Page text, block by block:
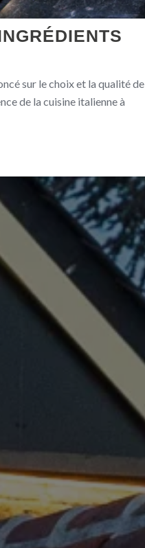
sur le choix et la qualité de
de la cuisine italienne à